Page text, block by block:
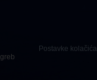
Postavke kolačića